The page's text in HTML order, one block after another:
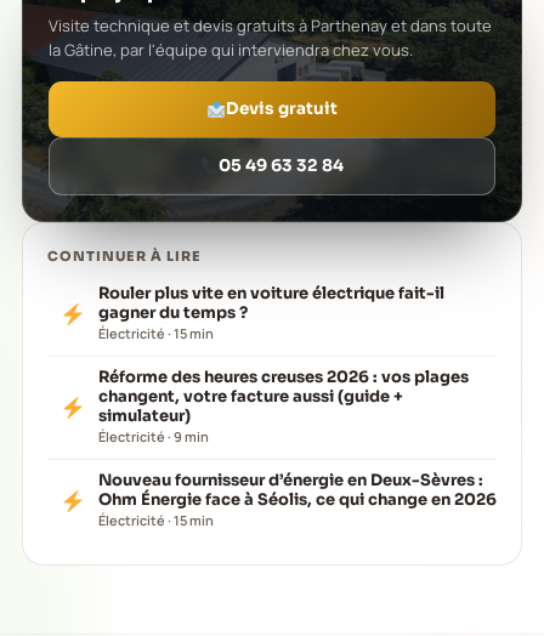
Visite technique et devis gratuits à Parthenay et dans toute
la Gâtine, par l'équipe qui interviendra chez vous.
Devis gratuit
05 49 63 32 84
CONTINUER À LIRE
Rouler plus vite en voiture électrique fait-il
gagner du temps ?
Électricité · 15 min
Réforme des heures creuses 2026 : vos plages
changent, votre facture aussi (guide +
simulateur)
Électricité · 9 min
Nouveau fournisseur d’énergie en Deux-Sèvres :
Ohm Énergie face à Séolis, ce qui change en 2026
Électricité · 15 min